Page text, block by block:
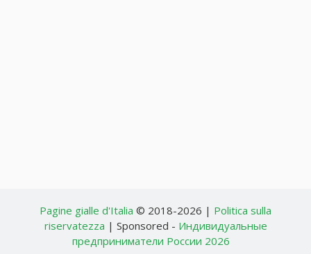
Pagine gialle d'Italia © 2018-2026 | Politica sulla
riservatezza | Sponsored - Индивидуальные
предприниматели России 2026